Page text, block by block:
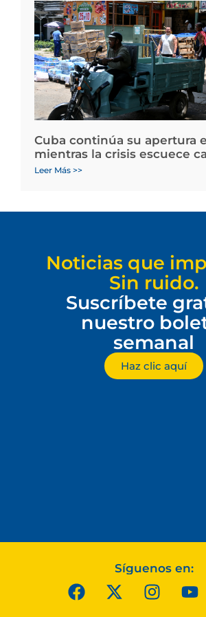
Cuba continúa su apertura
mientras la crisis escuece
Leer Más >>
Noticias que
Sin ruido.
Suscríbete
nuestro
semanal
Haz clic aquí
Síguenos en: